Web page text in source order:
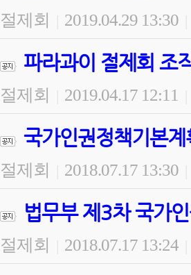
절제회 2019.04.29 13:30
파라과이 절제회 조
절제회 2019.04.17 12:11
국가인권정책기본
절제회 2018.07.17 13:30
법무부 제3차 국가
절제회 2018.07.17 13:24